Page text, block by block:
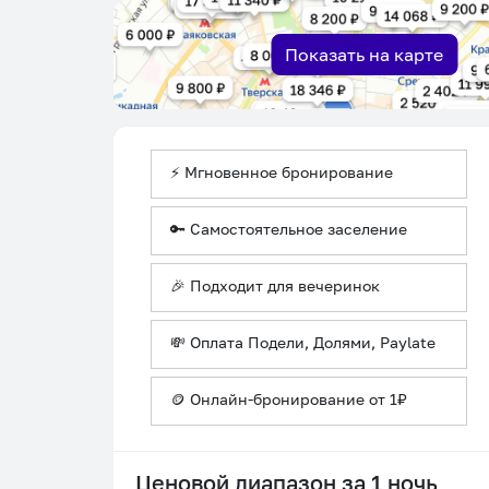
Показать на карте
⚡ Мгновенное бронирование
🔑 Самостоятельное заселение
🎉 Подходит для вечеринок
💸 Оплата Подели, Долями, Paylate
🪙 Онлайн-бронирование от 1₽
Ценовой диапазон за 1 ночь